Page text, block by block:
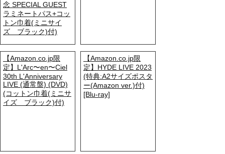
念 SPECIAL GUEST
ラミネートパス+コッ
トン巾着(ミニサイ
ズ ブラック)付)
【Amazon.co.jp限
定】L'Arc〜en〜Ciel
30th L'Anniversary
LIVE (通常盤) (DVD)
(コットン巾着(ミニサ
イズ ブラック)付)
【Amazon.co.jp限
定】HYDE LIVE 2023
(特典:A2サイズポスタ
ー(Amazon ver.)付)
[Blu-ray]